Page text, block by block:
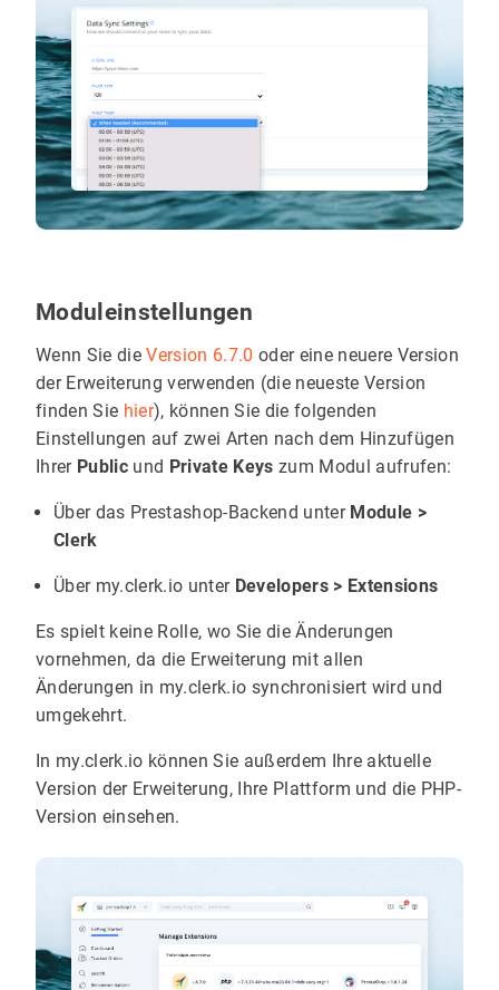
Moduleinstellungen
Wenn Sie dieVersion 6.7.0 oder eine neuere Version
der Erweiterung verwenden (die neueste Version
finden Sie hier), können Sie die folgenden
Einstellungen auf zwei Arten nach dem Hinzufügen
Ihrer Publicund Private Keys zum Modul aufrufen:
Über das Prestashop-Backend unter Module >
Clerk
Über my.clerk.io unter Developers > Extensions
Es spielt keine Rolle, wo Sie die Änderungen
vornehmen, da die Erweiterung mit allen
Änderungen in my.clerk.io synchronisiert wird und
umgekehrt.
In my.clerk.io können Sie außerdem Ihre aktuelle
Version der Erweiterung, Ihre Plattform und die PHP-
Version einsehen.